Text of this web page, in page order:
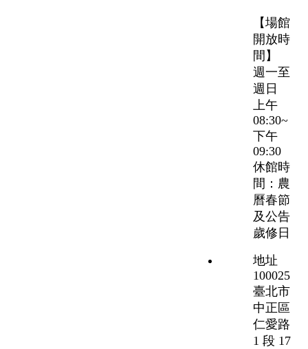
【場館
開放時
間】
週一至
週日
上午
08:30~
下午
09:30
休館時
間：農
曆春節
及公告
歲修日
地址
100025
臺北市
中正區
仁愛路
1 段 17